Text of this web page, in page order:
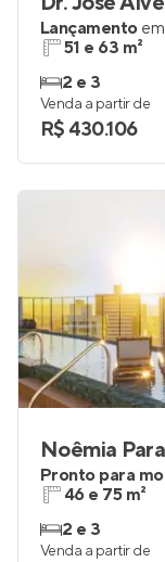
Lançamento em
51 e 63 m²
2 e 3
Venda a partir de
R$ 430.106
Noêmia
Pronto para
46 e 75 m²
2 e 3
Venda a partir de